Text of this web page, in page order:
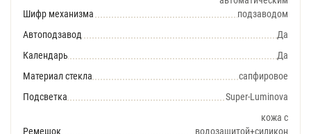
Шифр механизма
подзаводом
Автоподзавод
Да
Календарь
Да
Материал стекла
сапфировое
Подсветка
Super-Luminova
Ремешок
кожа с
водозащитой+силикон